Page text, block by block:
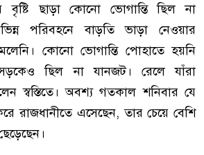
ছাড়া কোনো ভোগান্তি ছিল না
পরিবহনে বাড়তি ভাড়া নেওয়ার
কোনো ভোগান্তি পোহাতে হয়নি
ছিল না যানজট। রেলে যাঁরা
স্বস্তিতে। অবশ্য গতকাল শনিবার যে
রাজধানীতে এসেছেন, তার চেয়ে বেশি